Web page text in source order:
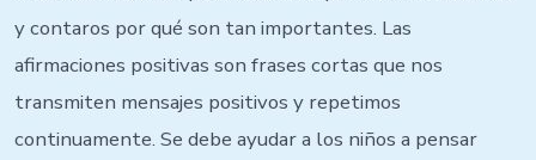
y contaros por qué son tan importantes. Las
afirmaciones positivas son frases cortas que nos
transmiten mensajes positivos y repetimos
continuamente. Se debe ayudar a los niños a pensar